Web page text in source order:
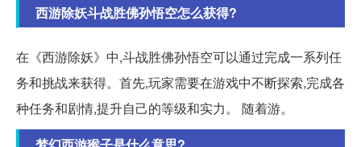
西游除妖斗战胜佛孙悟空怎么获得?
在《西游除妖》中,斗战胜佛孙悟空可以通过完成一系列任
务和挑战来获得。首先,玩家需要在游戏中不断探索,完成各
种任务和剧情,提升自己的等级和实力。 随着游。